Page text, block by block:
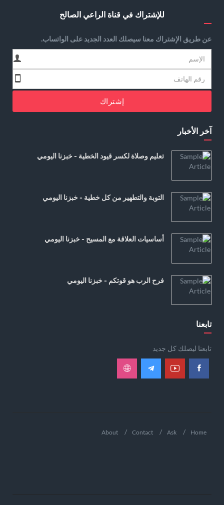
للإشتراك في قناة الراعي الصالح
عن طريق الإشتراك معنا سيصلك العدد الجديد على الواتساب.
إشتراك
آخر الأخبار
تعليم وصلاة لكسر قيود الخطية - خبزنا اليومي
التوبة والتطهير من كل خطية - خبزنا اليومي
أساسيات العلاقة مع المسيح - خبزنا اليومي
فرح الرب هو قوتكم - خبزنا اليومي
تابعنا
تابعنا ليصلك كل جديد
Home
Ask
Contact
About